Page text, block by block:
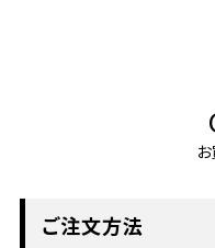
ご注文方法